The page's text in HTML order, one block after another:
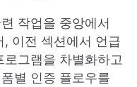
작업을 중앙에서
이전 섹션에서 언급
그램을 차별화하고
별 인증 플로우를